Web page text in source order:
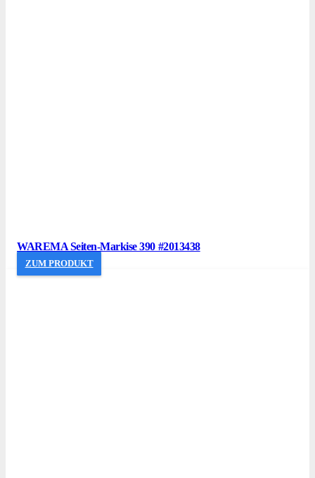
WAREMA Seiten-Markise 390 #2013438
ZUM PRODUKT